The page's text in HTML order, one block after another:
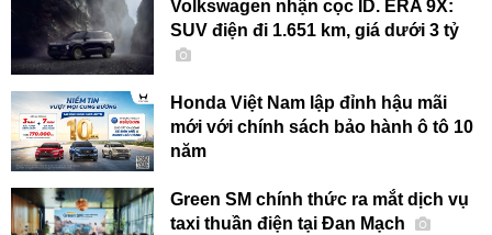
Volkswagen nhận cọc ID. ERA 9X:
SUV điện đi 1.651 km, giá dưới 3 tỷ
Honda Việt Nam lập đỉnh hậu mãi
mới với chính sách bảo hành ô tô 10
năm
Green SM chính thức ra mắt dịch vụ
taxi thuần điện tại Đan Mạch